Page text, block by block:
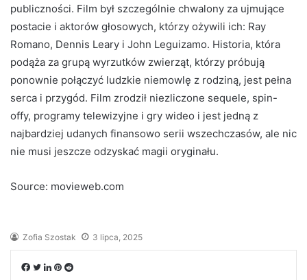
publiczności. Film był szczególnie chwalony za ujmujące
postacie i aktorów głosowych, którzy ożywili ich: Ray
Romano, Dennis Leary i John Leguizamo. Historia, która
podąża za grupą wyrzutków zwierząt, którzy próbują
ponownie połączyć ludzkie niemowlę z rodziną, jest pełna
serca i przygód. Film zrodził niezliczone sequele, spin-
offy, programy telewizyjne i gry wideo i jest jedną z
najbardziej udanych finansowo serii wszechczasów, ale nic
nie musi jeszcze odzyskać magii oryginału.
Source: movieweb.com
Zofia Szostak 3 lipca, 2025
Facebook
Twitter
LinkedIn
Pinterest
Reddit